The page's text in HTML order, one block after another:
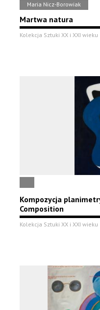
Maria Nicz-Borowiak
Martwa natura
Kolekcja Sztuki XX i XXI wieku
Kompozycja
Composition
Kolekcja Sztuki XX i XXI wieku